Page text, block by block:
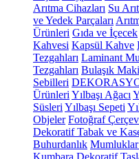
Arıtma Cihazları Su
ve Yedek Parçaları
Ürünleri Gıda ve İçecek
Kahvesi Kapsül Kahve
Tezgahları Laminant
Tezgahları Bulaşık
Sebilleri
Ürünleri Yılbaşı Ağacı
Süsleri Yılbaşı Sepeti
Objeler Fotoğraf
Dekoratif Tabak ve
Buhurdanlık Mumluklar
Kumbara Dekoratif